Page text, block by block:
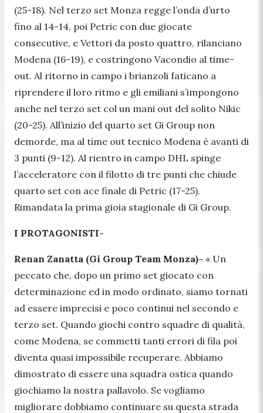
(25-18). Nel terzo set Monza regge l’onda d’urto
fino al 14-14, poi Petric con due giocate
consecutive, e Vettori da posto quattro, rilanciano
Modena (16-19), e costringono Vacondio al time-
out. Al ritorno in campo i brianzoli faticano a
riprendere il loro ritmo e gli emiliani s’impongono
anche nel terzo set col un mani out del solito Nikic
(20-25). All’inizio del quarto set Gi Group non
demorde, ma al time out tecnico Modena è avanti di
3 punti (9-12). Al rientro in campo DHL spinge
l’acceleratore con il filotto di tre punti che chiude
quarto set con ace finale di Petric (17-25).
Rimandata la prima gioia stagionale di Gi Group.
I PROTAGONISTI-
Renan Zanatta (Gi Group Team Monza)- « Un
peccato che, dopo un primo set giocato con
determinazione ed in modo ordinato, siamo tornati
ad essere imprecisi e poco continui nel secondo e
terzo set. Quando giochi contro squadre di qualità,
come Modena, se commetti tanti errori di fila poi
diventa quasi impossibile recuperare. Abbiamo
dimostrato di essere una squadra ostica quando
giochiamo la nostra pallavolo. Se vogliamo
migliorare dobbiamo continuare su questa strada